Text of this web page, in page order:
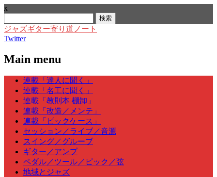
x
索:
ジャズギター寄り道ノート
Twitter
Main menu
Skip
content
連載「達人に聞く」
連載「名工に聞く」
連載「教則本 棚卸」
連載「改造／メンテ」
連載「ピックケース」
セッション／ライブ／音源
スイング／グルーブ
ギター／アンプ
ペダル／ツール／ピック／弦
地域とジャズ